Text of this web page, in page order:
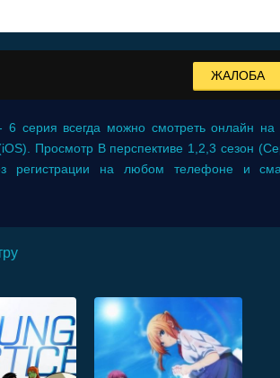
ЖАЛОБА
6 серия всегда можно смотреть онлайн
Просмотр В перспективе 1,2,3 сезон
регистрации на любом телефоне и